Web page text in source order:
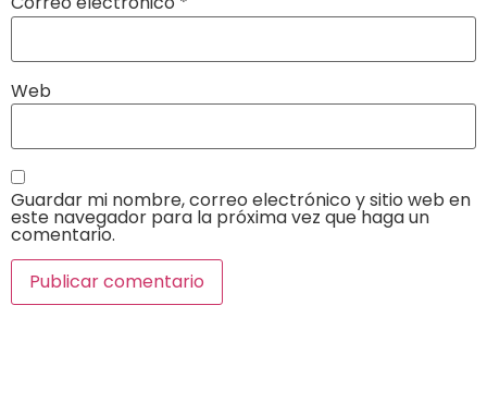
Web
Guardar mi nombre, correo electrónico y sitio web en
este navegador para la próxima vez que haga un
comentario.